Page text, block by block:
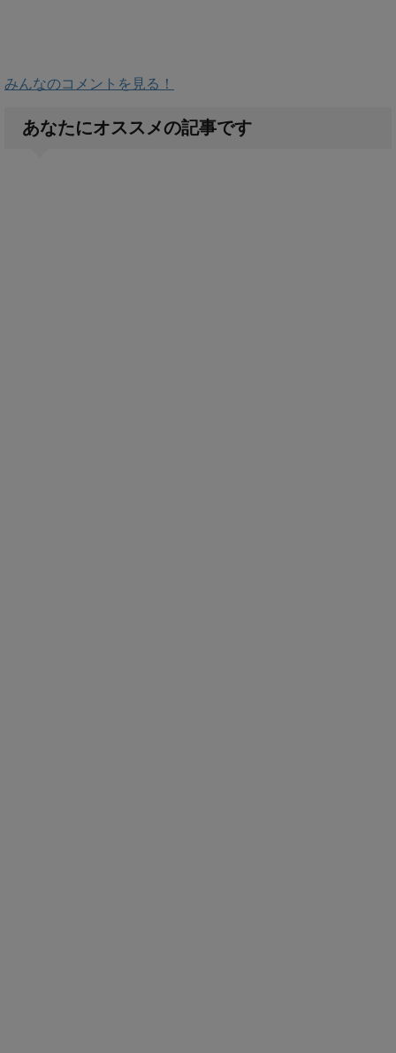
みんなのコメントを見る！
あなたにオススメの記事です